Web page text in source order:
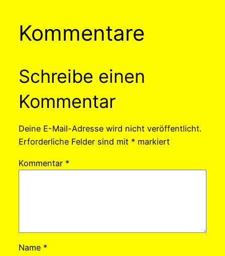
Kommentare
Schreibe einen
Kommentar
Deine E-Mail-Adresse wird nicht veröffentlicht.
Erforderliche Felder sind mit * markiert
Kommentar *
Name *